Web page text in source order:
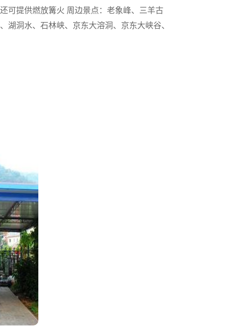
可提供燃放篝火 周边景点：老象峰、三羊古
湖洞水、石林峡、京东大溶洞、京东大峡谷、